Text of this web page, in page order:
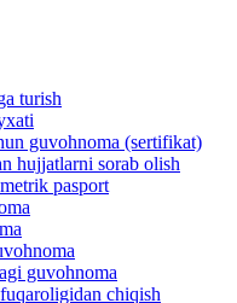
turish
guvohnoma (sertifikat)
hujjatlarni sorab olish
pasport
guvohnoma
chiqish